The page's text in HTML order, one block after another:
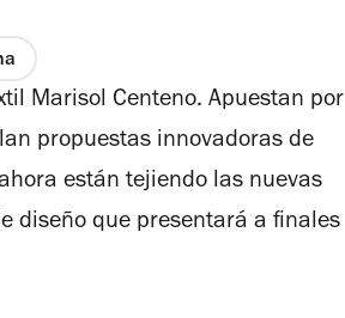
Marisol Centeno. Apuestan por
propuestas innovadoras de
están tejiendo las nuevas
diseño que presentará a finales